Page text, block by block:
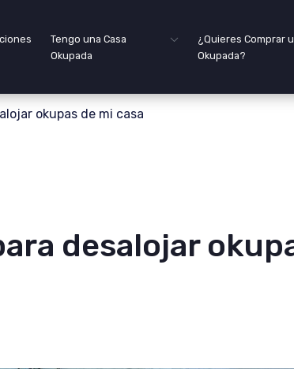
Tengo una Casa
Okupada
¿Quieres Comprar
Okupada?
okupas de mi casa
desalojar